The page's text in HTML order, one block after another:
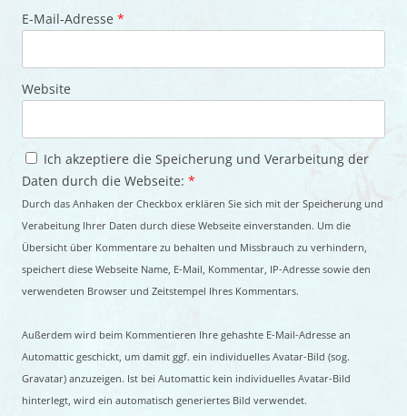
E-Mail-Adresse *
Website
Ich akzeptiere die Speicherung und Verarbeitung der
Daten durch die Webseite: *
Durch das Anhaken der Checkbox erklären Sie sich mit der Speicherung und
Verabeitung Ihrer Daten durch diese Webseite einverstanden. Um die
Übersicht über Kommentare zu behalten und Missbrauch zu verhindern,
speichert diese Webseite Name, E-Mail, Kommentar, IP-Adresse sowie den
verwendeten Browser und Zeitstempel Ihres Kommentars.
Außerdem wird beim Kommentieren Ihre gehashte E-Mail-Adresse an
Automattic geschickt, um damit ggf. ein individuelles Avatar-Bild (sog.
Gravatar) anzuzeigen. Ist bei Automattic kein individuelles Avatar-Bild
hinterlegt, wird ein automatisch generiertes Bild verwendet.